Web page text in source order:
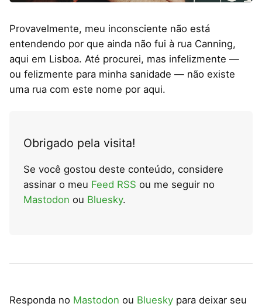
Provavelmente, meu inconsciente não está
entendendo por que ainda não fui à rua Canning,
aqui em Lisboa. Até procurei, mas infelizmente —
ou felizmente para minha sanidade — não existe
uma rua com este nome por aqui.
Obrigado pela visita!
Se você gostou deste conteúdo, considere
assinar o meu Feed RSS ou me seguir no
Mastodon ou Bluesky.
Responda no Mastodon ou Bluesky para deixar seu